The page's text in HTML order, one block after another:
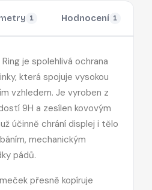
1 Hodnocení 1
je spolehlivá ochrana
která spojuje vysokou
vzhledem. Je vyroben z
9H a zesílen kovovým
účinně chrání displej i tělo
mechanickým
pádů.
přesně kopíruje